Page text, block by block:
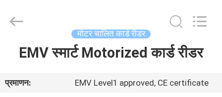
उत्पादों
supplier.
Copyright
Market.
मोटर चालित कार्ड रीडर
EMV स्मार्ट Motorized कार्ड रीडर
प्रमाणन:
EMV Level1 approved, CE certificate